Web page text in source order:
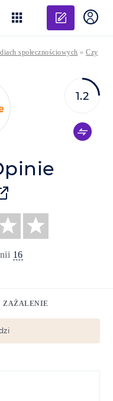
Dodaj
społecznościowych » Czy
16
1.2
ZAŻALENIE